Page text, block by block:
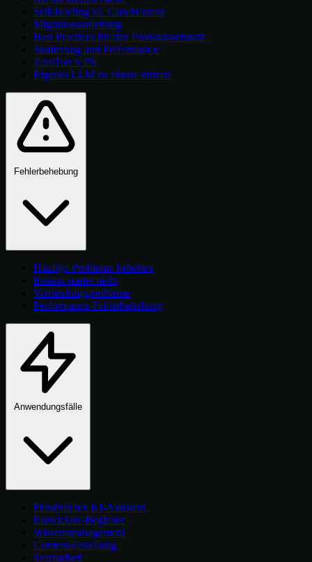
Self-Hosting vs. ClawHosters
Migrationsanleitung
Best Practices für den Produktiveinsatz
Skalierung und Performance
ZeroTier VPN
Eigenes LLM zu Hause nutzen
Fehlerbehebung
Häufige Probleme beheben
Instanz startet nicht
Verbindungsprobleme
Performance-Fehlerbehebung
Anwendungsfälle
Persönlicher KI-Assistent
Entwickler-Begleiter
Wissensmanagement
Content-Erstellung
Teamarbeit